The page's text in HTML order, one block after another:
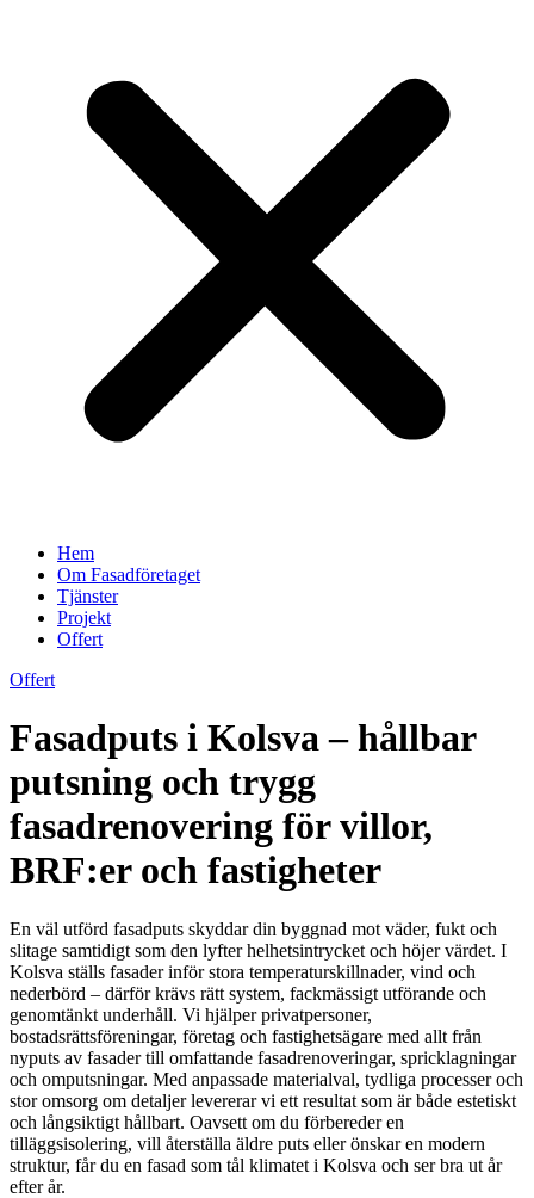
Hem
Om Fasadföretaget
Tjänster
Projekt
Offert
Offert
Fasadputs i Kolsva – hållbar
putsning och trygg
fasadrenovering för villor,
BRF:er och fastigheter
En väl utförd fasadputs skyddar din byggnad mot väder, fukt och
slitage samtidigt som den lyfter helhetsintrycket och höjer värdet. I
Kolsva ställs fasader inför stora temperaturskillnader, vind och
nederbörd – därför krävs rätt system, fackmässigt utförande och
genomtänkt underhåll. Vi hjälper privatpersoner,
bostadsrättsföreningar, företag och fastighetsägare med allt från
nyputs av fasader till omfattande fasadrenoveringar, spricklagningar
och omputsningar. Med anpassade materialval, tydliga processer och
stor omsorg om detaljer levererar vi ett resultat som är både estetiskt
och långsiktigt hållbart. Oavsett om du förbereder en
tilläggsisolering, vill återställa äldre puts eller önskar en modern
struktur, får du en fasad som tål klimatet i Kolsva och ser bra ut år
efter år.